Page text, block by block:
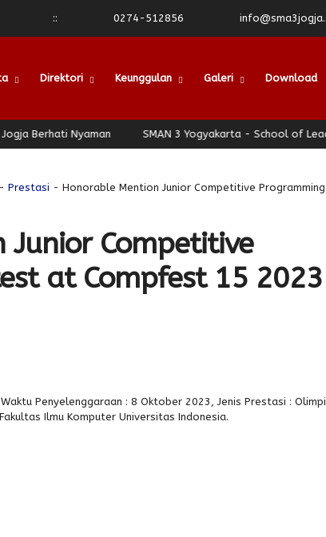
:: 0274-512856
Direktori Keunggulan Galeri Download
Berhati Nyaman SMAN 3 Yogyakarta - School of
- Prestasi - Honorable Mention Junior Competitive
Competitive
at Compfest 15 2023
Waktu Penyelenggaraan : 8 Oktober 2023, Jenis Prestasi :
Ilmu Komputer Universitas Indonesia.